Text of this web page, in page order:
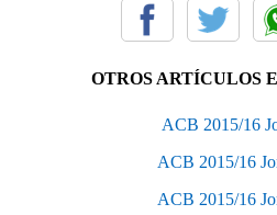
OTROS ARTÍCULOS
ACB 2015/16
ACB 2015/16
ACB 2015/16